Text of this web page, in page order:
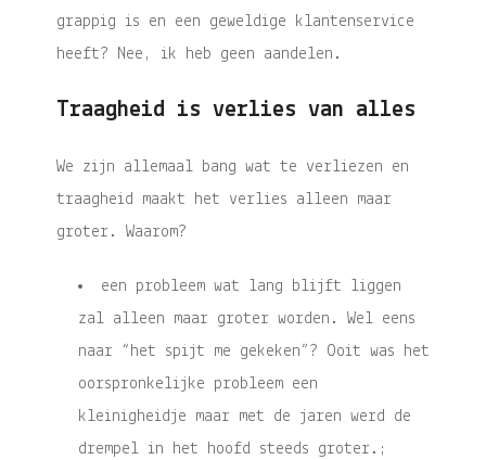
grappig is en een geweldige klantenservice
heeft? Nee, ik heb geen aandelen.
Traagheid is verlies van alles
We zijn allemaal bang wat te verliezen en
traagheid maakt het verlies alleen maar
groter. Waarom?
een probleem wat lang blijft liggen
zal alleen maar groter worden. Wel eens
naar “het spijt me gekeken”? Ooit was het
oorspronkelijke probleem een
kleinigheidje maar met de jaren werd de
drempel in het hoofd steeds groter.;